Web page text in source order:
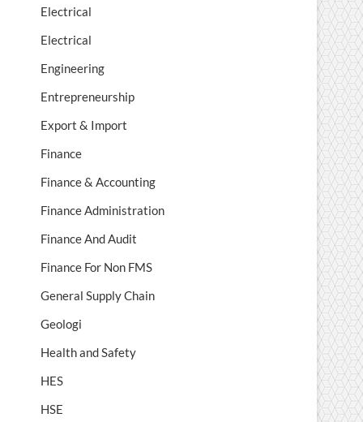
Electrical
Electrical
Engineering
Entrepreneurship
Export & Import
Finance
Finance & Accounting
Finance Administration
Finance And Audit
Finance For Non FMS
General Supply Chain
Geologi
Health and Safety
HES
HSE